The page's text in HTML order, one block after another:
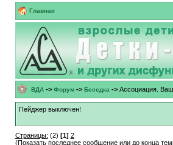
Главная
ВДА-> Форум-> Беседка -> Ассоциация.
Пейджер выключен!
Страницы: (2) [1] 2
(Показать последнее сообщениеили до конца